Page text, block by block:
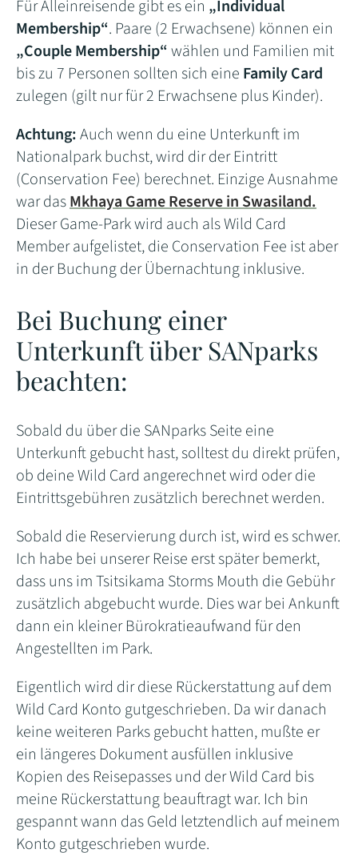
Für Alleinreisende gibt es ein „Individual
Membership“. Paare (2 Erwachsene) können ein
„Couple Membership“ wählen und Familien mit
bis zu 7 Personen sollten sich eine Family Card
zulegen (gilt nur für 2 Erwachsene plus Kinder).
Achtung:Auch wenn du eine Unterkunft im
Nationalpark buchst, wird dir der Eintritt
(Conservation Fee) berechnet. Einzige Ausnahme
war dasMkhaya Game Reserve in Swasiland.
Dieser Game-Park wird auch als Wild Card
Member aufgelistet, die Conservation Fee ist aber
in der Buchung der Übernachtung inklusive.
Bei Buchung einer
Unterkunft über SANparks
beachten:
Sobald du über die SANparks Seite eine
Unterkunft gebucht hast, solltest du direkt prüfen,
ob deine Wild Card angerechnet wird oder die
Eintrittsgebühren zusätzlich berechnet werden.
Sobald die Reservierung durch ist, wird es schwer.
Ich habe bei unserer Reise erst später bemerkt,
dass uns im Tsitsikama Storms Mouth die Gebühr
zusätzlich abgebucht wurde. Dies war bei Ankunft
dann ein kleiner Bürokratieaufwand für den
Angestellten im Park.
Eigentlich wird dir diese Rückerstattung auf dem
Wild Card Konto gutgeschrieben. Da wir danach
keine weiteren Parks gebucht hatten, mußte er
ein längeres Dokument ausfüllen inklusive
Kopien des Reisepasses und der Wild Card bis
meine Rückerstattung beauftragt war. Ich bin
gespannt wann das Geld letztendlich auf meinem
Konto gutgeschrieben wurde.